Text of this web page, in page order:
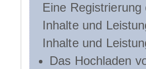
Eine
Inhalte und
Inhalte und
Das Hochladen